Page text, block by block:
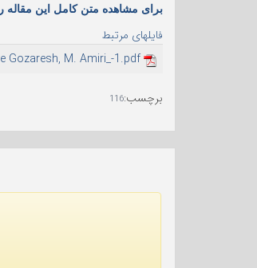
برای مشاهده متن کامل این مقاله
فایلهای مرتبط
Gozaresh, M. Amiri_-1.pdf
برچسب:
116